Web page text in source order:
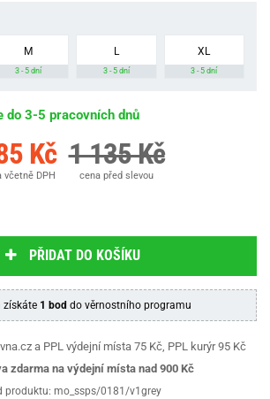
M
3 - 5 dní
L
3 - 5 dní
XL
3 - 5 dní
do 3-5 pracovních dnů
Kč
včetně DPH
1 135 Kč
cena před slevou
PŘIDAT DO KOŠÍKU
získáte 1 bod do věrnostního programu
a PPL výdejní místa 75 Kč, PPL kurýr 95 Kč
zdarma na výdejní místa nad 900 Kč
produktu: mo_ssps/0181/v1grey